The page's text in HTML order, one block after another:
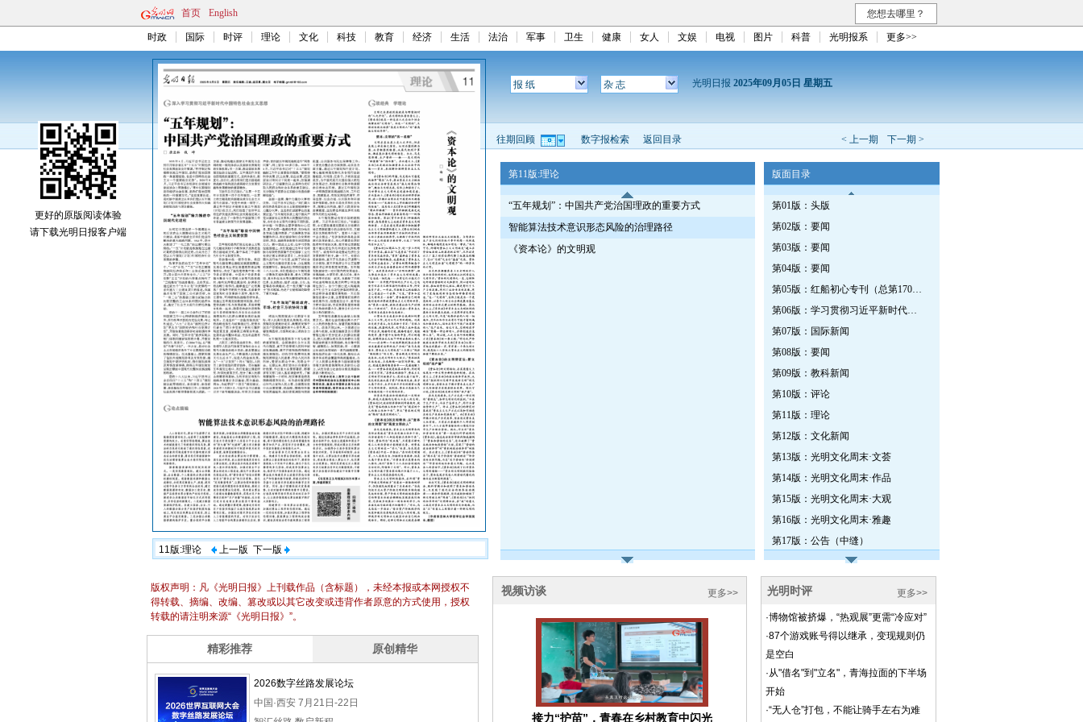
首页 English 您想去哪里？
时政 国际 时评 理论 文化 科技 教育 经济 生活 法治 军事 卫生 健康 女人 文娱 电视 图片 科普 光明报系 更多>>
11版:理论 上一版 下一版
报 纸 杂 志 光明日报 2025年09月05日 星期五
< 上一期 下一期 >
往期回顾 数字报检索 返回目录
第11版:理论
“五年规划”：中国共产党治国理政的重要方式
智能算法技术意识形态风险的治理路径
《资本论》的文明观
版面目录
第01版：头版
第02版：要闻
第03版：要闻
第04版：要闻
第05版：红船初心专刊（总第1701期）
第06版：学习贯彻习近平新时代中国特色社会主义思想专刊
第07版：国际新闻
第08版：要闻
第09版：教科新闻
第10版：评论
第11版：理论
第12版：文化新闻
第13版：光明文化周末·文荟
第14版：光明文化周末·作品
第15版：光明文化周末·大观
第16版：光明文化周末·雅趣
第17版：公告（中缝）
更好的原版阅读体验
请下载光明日报客户端